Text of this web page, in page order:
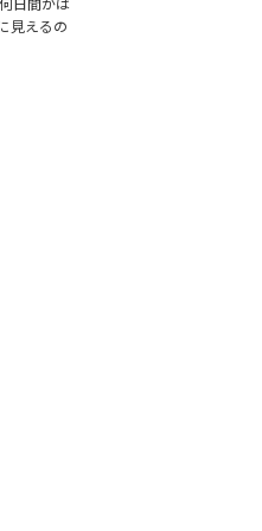
見えるの